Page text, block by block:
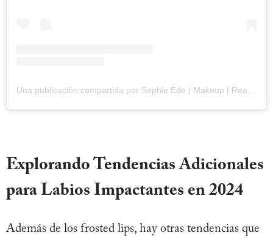
Una publicación compartida por Sophie Ede | Makeup | Real Skin | Tutorials (@sophieedemua)
Explorando Tendencias Adicionales
para Labios Impactantes en 2024
Además de los frosted lips, hay otras tendencias que